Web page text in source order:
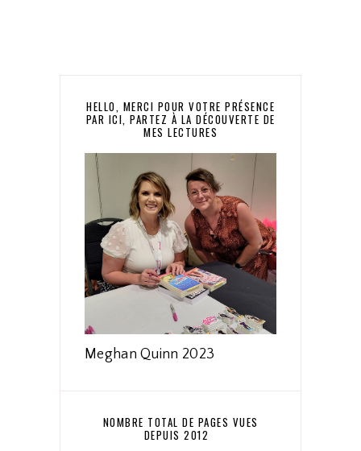
HELLO, MERCI POUR VOTRE PRÉSENCE
PAR ICI, PARTEZ À LA DÉCOUVERTE DE
MES LECTURES
Meghan Quinn 2023
NOMBRE TOTAL DE PAGES VUES
DEPUIS 2012